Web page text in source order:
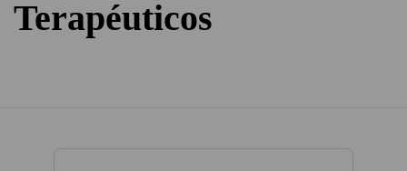
Terapéuticos